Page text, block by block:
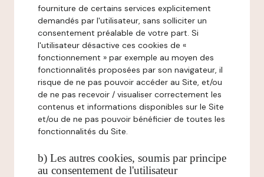
fourniture de certains services explicitement
demandés par l'utilisateur, sans solliciter un
consentement préalable de votre part. Si
l'utilisateur désactive ces cookies de «
fonctionnement » par exemple au moyen des
fonctionnalités proposées par son navigateur, il
risque de ne pas pouvoir accéder au Site, et/ou
de ne pas recevoir / visualiser correctement les
contenus et informations disponibles sur le Site
et/ou de ne pas pouvoir bénéficier de toutes les
fonctionnalités du Site.
b) Les autres cookies, soumis par principe
au consentement de l'utilisateur